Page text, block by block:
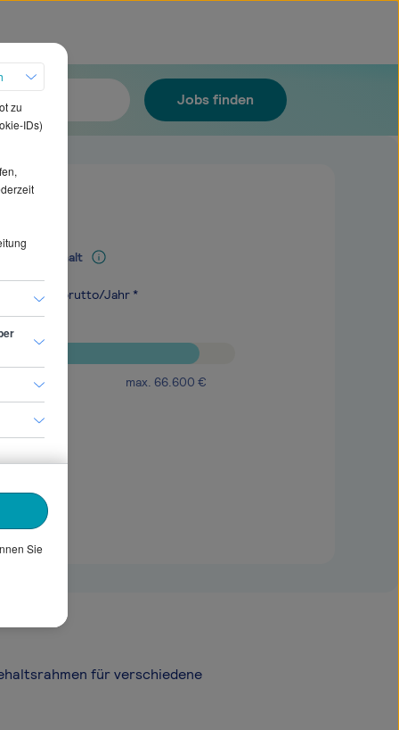
Jobs finden
Mediangehalt
€ brutto/Jahr *
max. 66.600 €
für verschiedene
zu
IDs)
Sie